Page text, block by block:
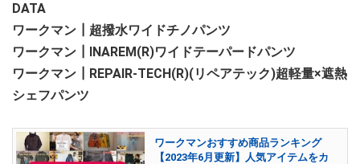
DATA
ワークマン┃超撥水ワイドチノパンツ
ワークマン┃INAREM(R)ワイドテーパードパンツ
ワークマン┃REPAIR-TECH(R)(リペアテック)超軽量×遮熱
シェフパンツ
ワークマンおすすめ商品ランキング
【2023年6月更新】人気アイテムをカ